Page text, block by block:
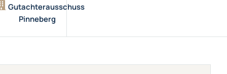
Gutachterausschuss
Pinneberg